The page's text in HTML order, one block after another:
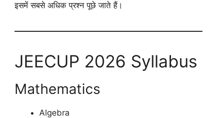
इसमें सबसे अधिक प्रश्न पूछे जाते हैं।
JEECUP 2026 Syllabus
Mathematics
Algebra